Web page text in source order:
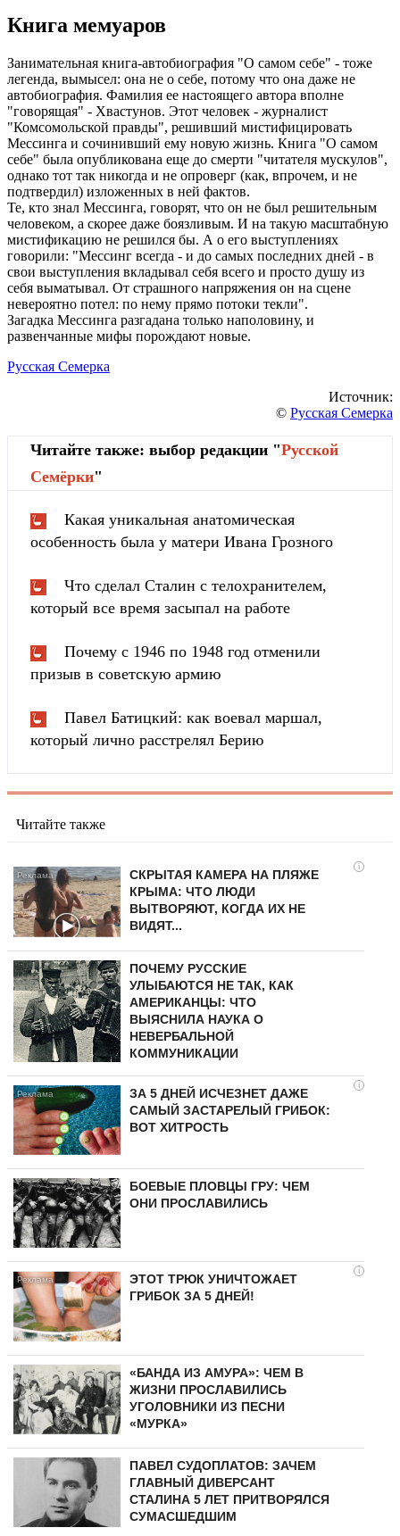
Книга мемуаров
Занимательная книга-автобиография "О самом себе" - тоже
легенда, вымысел: она не о себе, потому что она даже не
автобиография. Фамилия ее настоящего автора вполне
"говорящая" - Хвастунов. Этот человек - журналист
"Комсомольской правды", решивший мистифицировать
Мессинга и сочинивший ему новую жизнь. Книга "О самом
себе" была опубликована еще до смерти "читателя мускулов",
однако тот так никогда и не опроверг (как, впрочем, и не
подтвердил) изложенных в ней фактов.
Те, кто знал Мессинга, говорят, что он не был решительным
человеком, а скорее даже боязливым. И на такую масштабную
мистификацию не решился бы. А о его выступлениях
говорили: "Мессинг всегда - и до самых последних дней - в
свои выступления вкладывал себя всего и просто душу из
себя выматывал. От страшного напряжения он на сцене
невероятно потел: по нему прямо потоки текли".
Загадка Мессинга разгадана только наполовину, и
развенчанные мифы порождают новые.
Русская Семерка
Источник:
© Русская Семерка
Читайте также: выбор редакции "Русской
Cемёрки"
Какая уникальная анатомическая
особенность была у матери Ивана Грозного
Что сделал Сталин с телохранителем,
который все время засыпал на работе
Почему с 1946 по 1948 год отменили
призыв в советскую армию
Павел Батицкий: как воевал маршал,
который лично расстрелял Берию
Читайте также
i
СКРЫТАЯ КАМЕРА НА ПЛЯЖЕ
КРЫМА: ЧТО ЛЮДИ
ВЫТВОРЯЮТ, КОГДА ИХ НЕ
ВИДЯТ...
ПОЧЕМУ РУССКИЕ
УЛЫБАЮТСЯ НЕ ТАК, КАК
АМЕРИКАНЦЫ: ЧТО
ВЫЯСНИЛА НАУКА О
НЕВЕРБАЛЬНОЙ
КОММУНИКАЦИИ
i
ЗА 5 ДНЕЙ ИСЧЕЗНЕТ ДАЖЕ
САМЫЙ ЗАСТАРЕЛЫЙ ГРИБОК:
ВОТ ХИТРОСТЬ
БОЕВЫЕ ПЛОВЦЫ ГРУ: ЧЕМ
ОНИ ПРОСЛАВИЛИСЬ
i
ЭТОТ ТРЮК УНИЧТОЖАЕТ
ГРИБОК ЗА 5 ДНЕЙ!
«БАНДА ИЗ АМУРА»: ЧЕМ В
ЖИЗНИ ПРОСЛАВИЛИСЬ
УГОЛОВНИКИ ИЗ ПЕСНИ
«МУРКА»
ПАВЕЛ СУДОПЛАТОВ: ЗАЧЕМ
ГЛАВНЫЙ ДИВЕРСАНТ
СТАЛИНА 5 ЛЕТ ПРИТВОРЯЛСЯ
СУМАСШЕДШИМ